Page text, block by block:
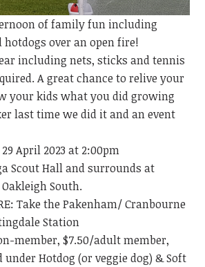
of family fun including
hotdogs over an open fire!
including nets, sticks and tennis
A great chance to relive your
your kids what you did growing
last time we did it and an event
April 2023 at 2:00pm
Scout Hall and surrounds at
South.
Take the Pakenham/ Cranbourne
Station
member, $7.50/adult member,
under Hotdog (or veggie dog) & Soft